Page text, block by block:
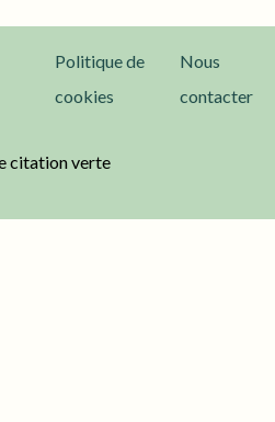
Politique de
cookies
Nous
contacter